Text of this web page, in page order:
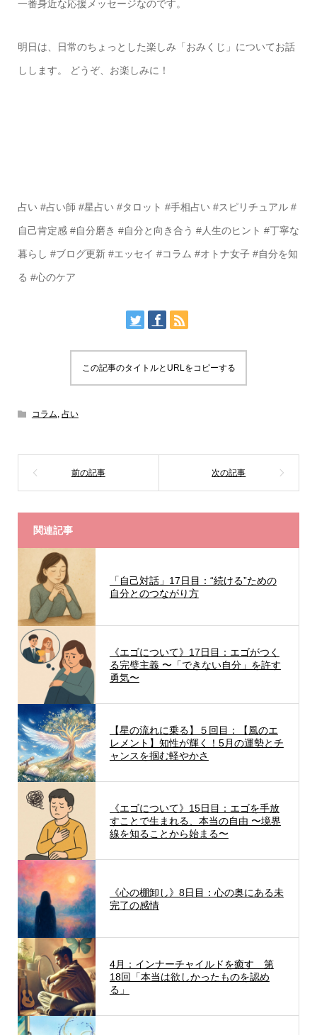
一番身近な応援メッセージなのです。
明日は、日常のちょっとした楽しみ「おみくじ」についてお話
しします。 どうぞ、お楽しみに！
占い #占い師 #星占い #タロット #手相占い #スピリチュアル #
自己肯定感 #自分磨き #自分と向き合う #人生のヒント #丁寧な
暮らし #ブログ更新 #エッセイ #コラム #オトナ女子 #自分を知
る #心のケア
この記事のタイトルとURLをコピーする
コラム 占い
関連記事
「自己対話」17日目：“続ける”ための
自分とのつながり方
《エゴについて》17日目：エゴがつく
る完璧主義 〜「できない自分」を許す
勇気〜
【星の流れに乗る】５回目：【風のエ
レメント】知性が輝く！5月の運勢とチ
ャンスを掴む軽やかさ
《エゴについて》15日目：エゴを手放
すことで生まれる、本当の自由 〜境界
線を知ることから始まる〜
《心の棚卸し》8日目：心の奥にある未
完了の感情
4月：インナーチャイルドを癒す 第
18回「本当は欲しかったものを認め
る」